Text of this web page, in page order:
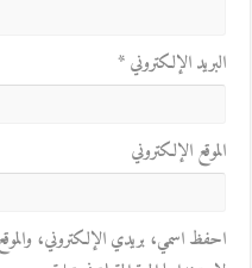
البريد الإلكتروني*
الموقع الإلكتروني
احفظ اسمي، بريدي الإلكتروني،